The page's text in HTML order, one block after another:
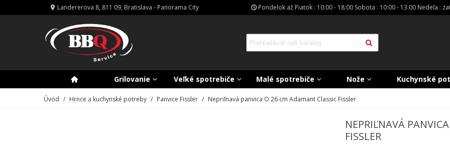
Landererova 8, 811 09, Bratislava - Panorama City Pondelok až Piatok : 10:00 - 18:00 Sobota : 10:00 - 13:00 Nedeľa :
Grilovanie Veľké spotrebiče Malé spotrebiče Nože Kuchynské
Úvod / Hrnce a kuchynské potreby / Panvice Fissler / Nepriľnavá panvica O 26 cm Adamant Classic Fissler
NEPRIĽNAVÁ
FISSLER